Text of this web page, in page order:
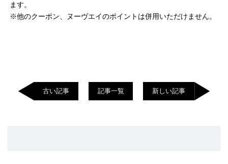
ます。
※他のクーポン、ヌーヴエイのポイントは併用いただけません。
古い記事 記事一覧 新しい記事